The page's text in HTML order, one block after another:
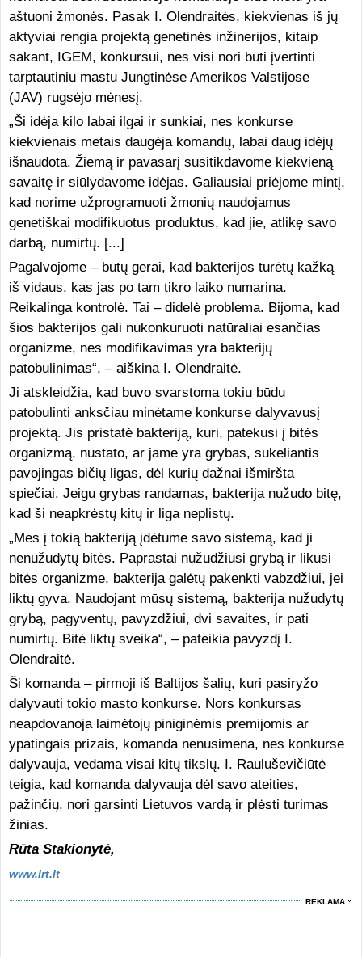
aštuoni žmonės. Pasak I. Olendraitės, kiekvienas iš jų
aktyviai rengia projektą genetinės inžinerijos, kitaip
sakant, IGEM, konkursui, nes visi nori būti įvertinti
tarptautiniu mastu Jungtinėse Amerikos Valstijose
(JAV) rugsėjo mėnesį.
„Ši idėja kilo labai ilgai ir sunkiai, nes konkurse
kiekvienais metais daugėja komandų, labai daug idėjų
išnaudota. Žiemą ir pavasarį susitikdavome kiekvieną
savaitę ir siūlydavome idėjas. Galiausiai priėjome mintį,
kad norime užprogramuoti žmonių naudojamus
genetiškai modifikuotus produktus, kad jie, atlikę savo
darbą, numirtų. [...]
Pagalvojome – būtų gerai, kad bakterijos turėtų kažką
iš vidaus, kas jas po tam tikro laiko numarina.
Reikalinga kontrolė. Tai – didelė problema. Bijoma, kad
šios bakterijos gali nukonkuruoti natūraliai esančias
organizme, nes modifikavimas yra bakterijų
patobulinimas“, – aiškina I. Olendraitė.
Ji atskleidžia, kad buvo svarstoma tokiu būdu
patobulinti anksčiau minėtame konkurse dalyvavusį
projektą. Jis pristatė bakteriją, kuri, patekusi į bitės
organizmą, nustato, ar jame yra grybas, sukeliantis
pavojingas bičių ligas, dėl kurių dažnai išmiršta
spiečiai. Jeigu grybas randamas, bakterija nužudo bitę,
kad ši neapkrėstų kitų ir liga neplistų.
„Mes į tokią bakteriją įdėtume savo sistemą, kad ji
nenužudytų bitės. Paprastai nužudžiusi grybą ir likusi
bitės organizme, bakterija galėtų pakenkti vabzdžiui, jei
liktų gyva. Naudojant mūsų sistemą, bakterija nužudytų
grybą, pagyventų, pavyzdžiui, dvi savaites, ir pati
numirtų. Bitė liktų sveika“, – pateikia pavyzdį I.
Olendraitė.
Ši komanda – pirmoji iš Baltijos šalių, kuri pasiryžo
dalyvauti tokio masto konkurse. Nors konkursas
neapdovanoja laimėtojų piniginėmis premijomis ar
ypatingais prizais, komanda nenusimena, nes konkurse
dalyvauja, vedama visai kitų tikslų. I. Rauluševičiūtė
teigia, kad komanda dalyvauja dėl savo ateities,
pažinčių, nori garsinti Lietuvos vardą ir plėsti turimas
žinias.
Rūta Stakionytė,
www.lrt.lt
REKLAMA